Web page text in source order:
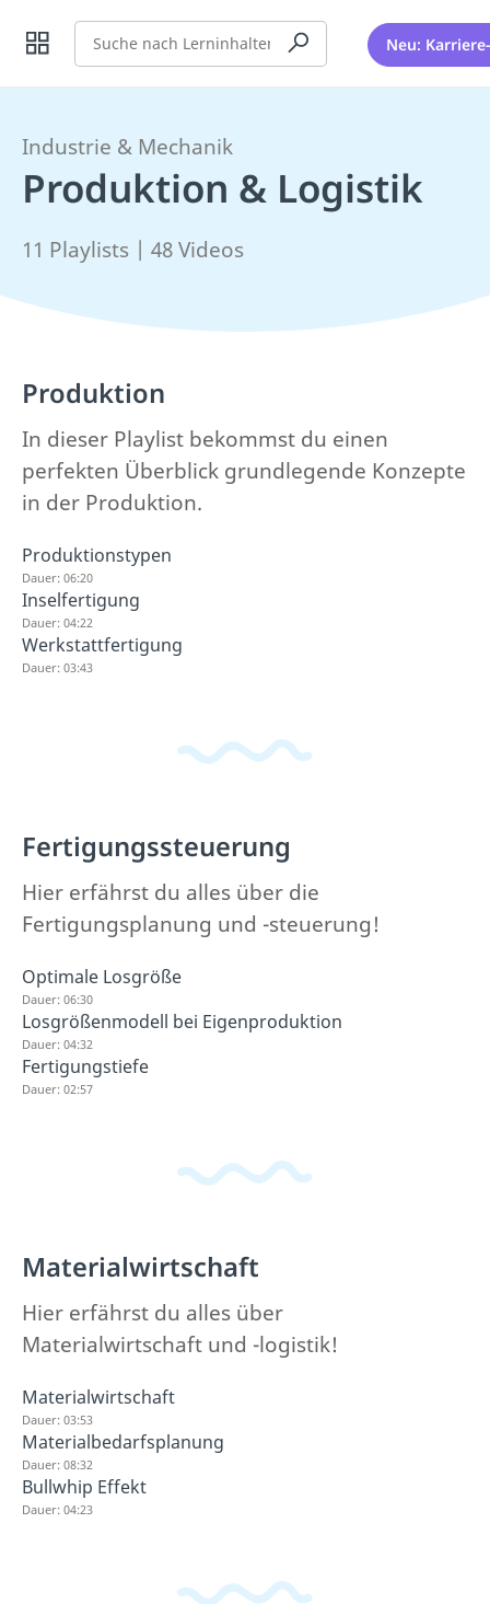
Suche Neu:
Industrie & Mechanik
Produktion & Logistik
11 Playlists | 48 Videos
Produktion
In dieser Playlist bekommst du einen
perfekten Überblick grundlegende Konzepte
in der Produktion.
Produktionstypen
Dauer: 06:20
Inselfertigung
Dauer: 04:22
Werkstattfertigung
Dauer: 03:43
Fertigungssteuerung
Hier erfährst du alles über die
Fertigungsplanung und -steuerung!
Optimale Losgröße
Dauer: 06:30
Losgrößenmodell bei Eigenproduktion
Dauer: 04:32
Fertigungstiefe
Dauer: 02:57
Materialwirtschaft
Hier erfährst du alles über
Materialwirtschaft und -logistik!
Materialwirtschaft
Dauer: 03:53
Materialbedarfsplanung
Dauer: 08:32
Bullwhip Effekt
Dauer: 04:23